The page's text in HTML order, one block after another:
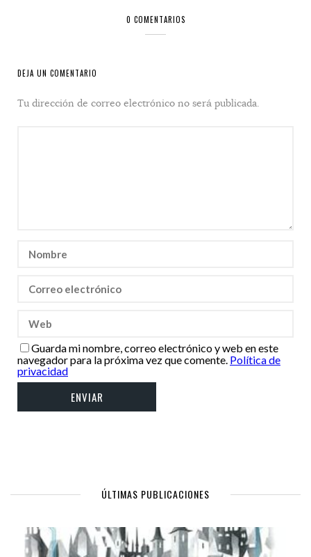
0 COMENTARIOS
DEJA UN COMENTARIO
Tu dirección de correo electrónico no será publicada.
Guarda mi nombre, correo electrónico y web en este
navegador para la próxima vez que comente. Política de
privacidad
ÚLTIMAS PUBLICACIONES